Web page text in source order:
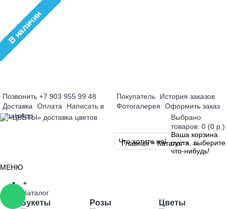
Позвонить +7 903 955 99 48
Доставка
Оплата
Написать в
WhatsApp
Покупатель
История заказов
Фотогалерея
Оформить заказ
Выбрано
товаров: 0 (0 р.)
Ваша корзина
пуста, выберите
что-нибудь!
МЕНЮ
+
Каталог
Букеты Розы Цветы
Главная »Каталог »